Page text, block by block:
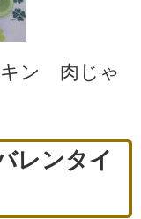
ン 肉じゃ
レンタイ